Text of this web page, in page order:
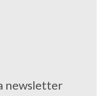
newsletter